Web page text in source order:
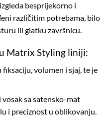
besprijekorno i
različitim potrebama, bilo
ili glatku završnicu.
Matrix Styling liniji:
volumen i sjaj, te je
vosak sa satensko-mat
i preciznost u oblikovanju.